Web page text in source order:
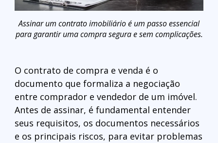
Assinar um contrato imobiliário é um passo essencial
para garantir uma compra segura e sem complicações.
O contrato de compra e venda é o
documento que formaliza a negociação
entre comprador e vendedor de um imóvel.
Antes de assinar, é fundamental entender
seus requisitos, os documentos necessários
e os principais riscos, para evitar problemas